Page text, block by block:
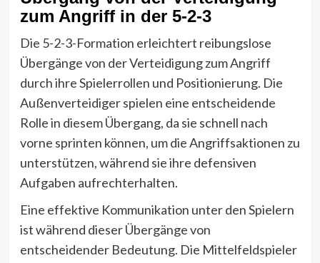
zum Angriff in der 5-2-3
Die 5-2-3-Formation erleichtert reibungslose
Übergänge von der Verteidigung zum Angriff
durch ihre Spielerrollen und Positionierung. Die
Außenverteidiger spielen eine entscheidende
Rolle in diesem Übergang, da sie schnell nach
vorne sprinten können, um die Angriffsaktionen zu
unterstützen, während sie ihre defensiven
Aufgaben aufrechterhalten.
Eine effektive Kommunikation unter den Spielern
ist während dieser Übergänge von
entscheidender Bedeutung. Die Mittelfeldspieler